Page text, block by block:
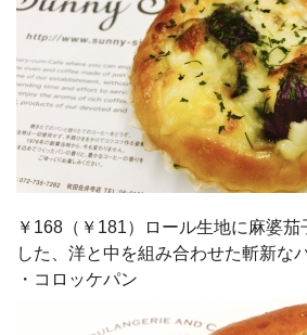
￥168（￥181）ロール生地に麻婆茄
した、洋と中を組み合わせた斬新な
・コロッケパン